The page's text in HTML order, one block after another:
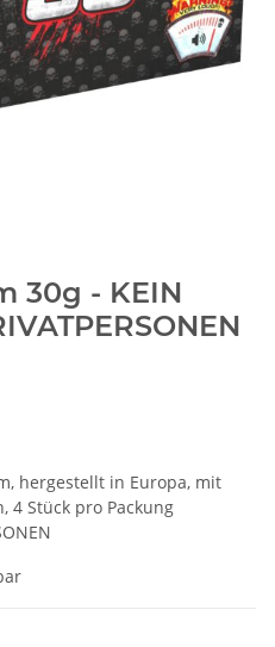
30g - KEIN
hergestellt in Europa, mit
4 Stück pro Packung